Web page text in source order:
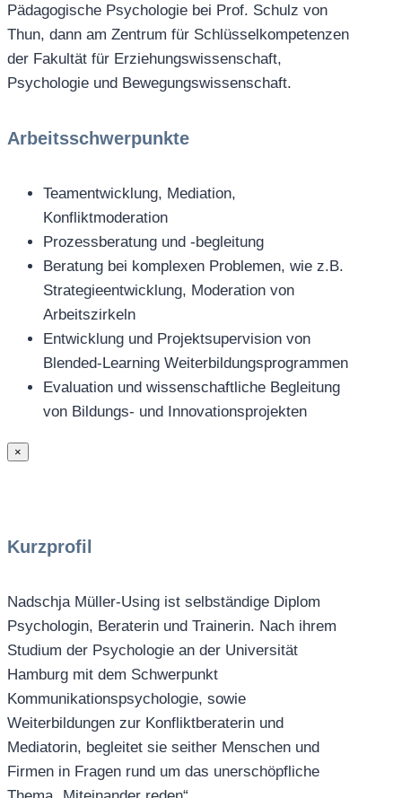
Pädagogische Psychologie bei Prof. Schulz von
Thun, dann am Zentrum für Schlüsselkompetenzen
der Fakultät für Erziehungswissenschaft,
Psychologie und Bewegungswissenschaft.
Arbeitsschwerpunkte
Teamentwicklung, Mediation,
Konfliktmoderation
Prozessberatung und -begleitung
Beratung bei komplexen Problemen, wie z.B.
Strategieentwicklung, Moderation von
Arbeitszirkeln
Entwicklung und Projektsupervision von
Blended-Learning Weiterbildungsprogrammen
Evaluation und wissenschaftliche Begleitung
von Bildungs- und Innovationsprojekten
×
Kurzprofil
Nadschja Müller-Using ist selbständige Diplom
Psychologin, Beraterin und Trainerin. Nach ihrem
Studium der Psychologie an der Universität
Hamburg mit dem Schwerpunkt
Kommunikationspsychologie, sowie
Weiterbildungen zur Konfliktberaterin und
Mediatorin, begleitet sie seither Menschen und
Firmen in Fragen rund um das unerschöpfliche